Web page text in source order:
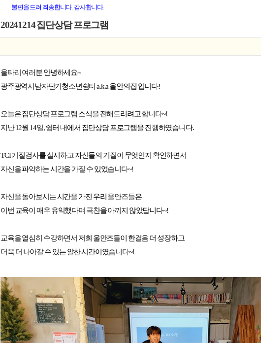
불편을 드려 죄송합니다. 감사합니다.
20241214 집단상담 프로그램
울타리 여러분 안녕하세요~
광주광역시남자단기청소년쉼터a.k.a울안의집 입니다!
오늘은 집단상담 프로그램 소식을 전해드리려고 합니다~!
지난12월 14일, 쉼터 내에서 집단상담 프로그램을 진행하였습니다.
TCI 기질검사를 실시하고 자신들의 기질이 무엇인지 확인하면서
자신을 파악하는 시간을 가질 수 있었습니다~!
자신을 돌아보시는 시간을 가진 우리 울안즈들은
이번 교육이 매우 유익했다며 극찬을 아끼지 않았답니다~!
교육을 열심히 수강하면서 저희 울안즈들이 한걸음 더 성장하고
더욱 더 나아갈 수 있는 알찬 시간이였습니다~!